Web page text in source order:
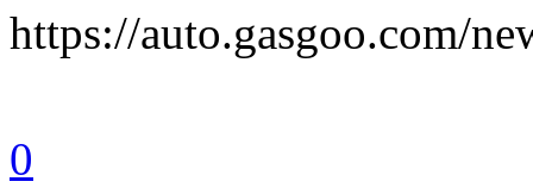
https://auto.gasgoo.com/
0